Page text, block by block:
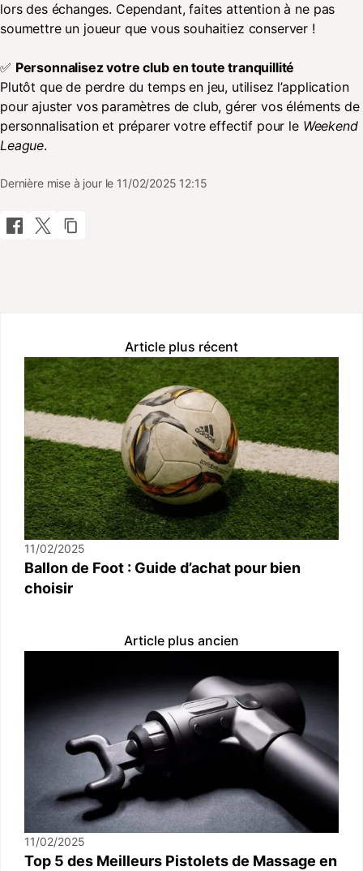
lors des échanges. Cependant, faites attention à ne pas
soumettre un joueur que vous souhaitiez conserver !
✅ Personnalisez votre club en toute tranquillité
Plutôt que de perdre du temps en jeu, utilisez l’application
pour ajuster vos paramètres de club, gérer vos éléments de
personnalisation et préparer votre effectif pour le Weekend
League.
Dernière mise à jour le 11/02/2025 12:15
Article plus récent
11/02/2025
Ballon de Foot : Guide d’achat pour bien
choisir
Article plus ancien
11/02/2025
Top 5 des Meilleurs Pistolets de Massage en